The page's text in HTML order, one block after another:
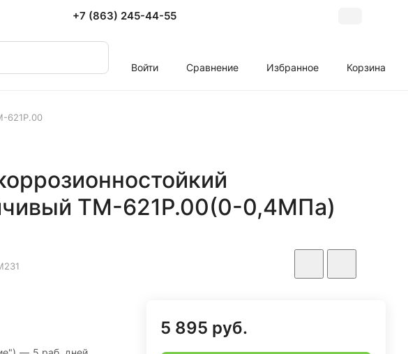
+7 (863) 245-44-55
Войти Сравнение Избранное Корзина
621Р.00
ТМ-621Р.00(0-0,4МПа)
5 895 руб.